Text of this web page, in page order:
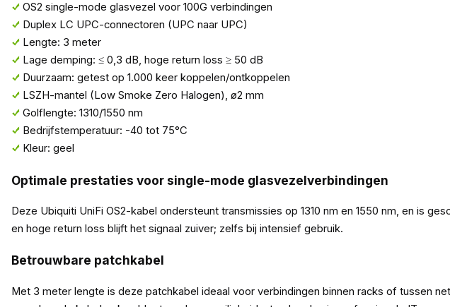
OS2 single-mode glasvezel voor 100G verbindingen
Duplex LC UPC-connectoren (UPC naar UPC)
Lengte: 3 meter
Lage demping: ≤ 0,3 dB, hoge return loss ≥ 50 dB
Duurzaam: getest op 1.000 keer koppelen/ontkoppelen
LSZH-mantel (Low Smoke Zero Halogen), ø2 mm
Golflengte: 1310/1550 nm
Bedrijfstemperatuur: -40 tot 75°C
Kleur: geel
Optimale prestaties voor single-mode glasvezelverbindingen
Deze Ubiquiti UniFi OS2-kabel ondersteunt transmissies op 1310 nm en 1550 nm, en is
en hoge return loss blijft het signaal zuiver; zelfs bij intensief gebruik.
Betrouwbare patchkabel
Met 3 meter lengte is deze patchkabel ideaal voor verbindingen binnen racks of tussen